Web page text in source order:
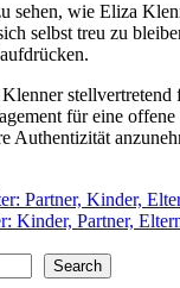
sehen, wie Eliza
selbst treu zu
für eine
Authentizität
Partner, Kinder,
Kinder, Partner,
Search